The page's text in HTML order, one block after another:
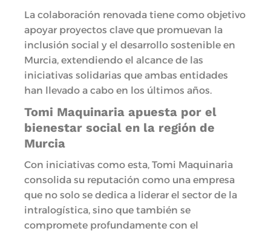
La colaboración renovada tiene como objetivo
apoyar proyectos clave que promuevan la
inclusión social y el desarrollo sostenible en
Murcia, extendiendo el alcance de las
iniciativas solidarias que ambas entidades
han llevado a cabo en los últimos años.
Tomi Maquinaria apuesta por el
bienestar social en la región de
Murcia
Con iniciativas como esta, Tomi Maquinaria
consolida su reputación como una empresa
que no solo se dedica a liderar el sector de la
intralogística, sino que también se
compromete profundamente con el